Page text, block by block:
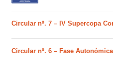
Circular nº. 7 – IV Supercopa
Circular nº. 6 – Fase